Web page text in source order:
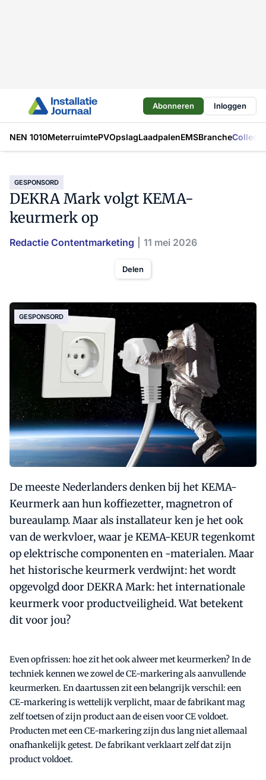
Abonneren Inloggen
NEN 1010MeterruimtePVOpslagLaadpalenEMSBranche
GESPONSORD
DEKRA Mark volgt KEMA-
keurmerk op
Redactie Contentmarketing 11 mei 2026
Delen
GESPONSORD
De meeste Nederlanders denken bij het KEMA-
Keurmerk aan hun koffiezetter, magnetron of
bureaulamp. Maar als installateur ken je het ook
van de werkvloer, waar je KEMA-KEUR tegenkomt
op elektrische componenten en -materialen. Maar
het historische keurmerk verdwijnt: het wordt
opgevolgd door DEKRA Mark: het internationale
keurmerk voor productveiligheid. Wat betekent
dit voor jou?
Even opfrissen: hoe zit het ook alweer met keurmerken? In de
techniek kennen we zowel de CE-markering als aanvullende
keurmerken. En daartussen zit een belangrijk verschil: een
CE-markering is wettelijk verplicht, maar de fabrikant mag
zelf toetsen of zijn product aan de eisen voor CE voldoet.
Producten met een CE-markering zijn dus lang niet allemaal
onafhankelijk getest. De fabrikant verklaart zelf dat zijn
product voldoet.